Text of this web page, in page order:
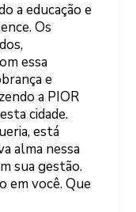
a educação e
Os
essa
e
a PIOR
cidade.
está
alma nessa
sua gestão.
em você. Que